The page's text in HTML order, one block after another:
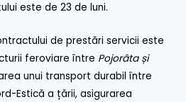
este de 23 de luni.
de prestări servicii este
feroviare între Pojorâta și
unui transport durabil între
Estică a țării, asigurarea